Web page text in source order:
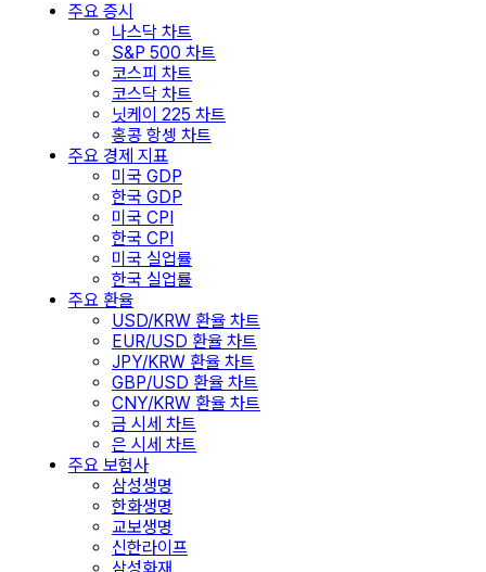
주요 증시
나스닥 차트
S&P 500 차트
코스피 차트
코스닥 차트
닛케이 225 차트
홍콩 항셍 차트
주요 경제 지표
미국 GDP
한국 GDP
미국 CPI
한국 CPI
미국 실업률
한국 실업률
주요 환율
USD/KRW 환율 차트
EUR/USD 환율 차트
JPY/KRW 환율 차트
GBP/USD 환율 차트
CNY/KRW 환율 차트
금 시세 차트
은 시세 차트
주요 보험사
삼성생명
한화생명
교보생명
신한라이프